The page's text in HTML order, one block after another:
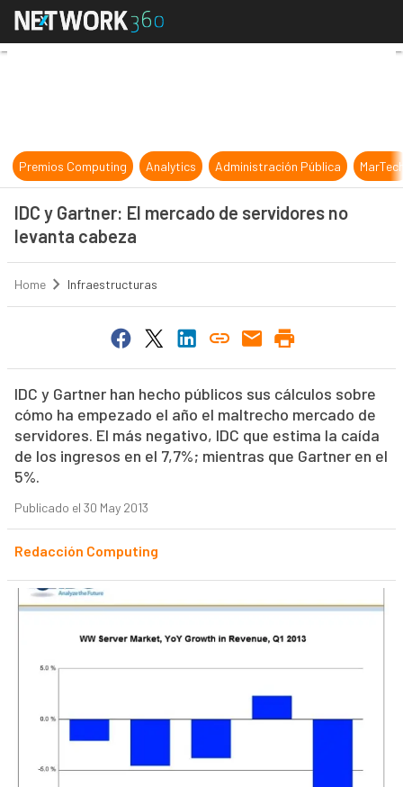
IDC y Gartner: El mercado de
Premios Computing Analytics Administración Pública
IDC y Gartner: El mercado de servidores no
levanta cabeza
Home Infraestructuras
IDC y Gartner han hecho públicos sus cálculos sobre
cómo ha empezado el año el maltrecho mercado de
servidores. El más negativo, IDC que estima la caída
de los ingresos en el 7,7%; mientras que Gartner en el
5%.
Publicado el 30 May 2013
Redacción Computing